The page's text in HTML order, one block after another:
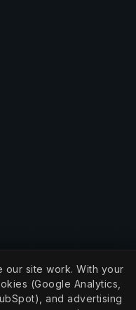
our site work. With your
(Google Analytics,
and advertising